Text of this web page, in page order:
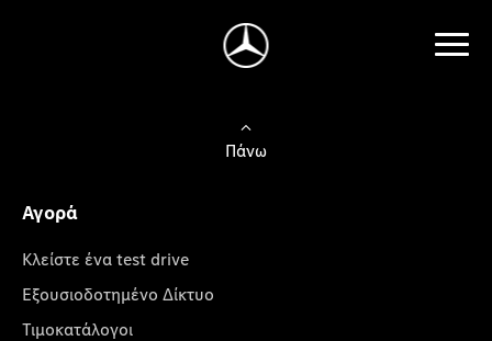
Πάνω
Αγορά
Κλείστε ένα test drive
Εξουσιοδοτημένο Δίκτυο
Τιμοκατάλογοι